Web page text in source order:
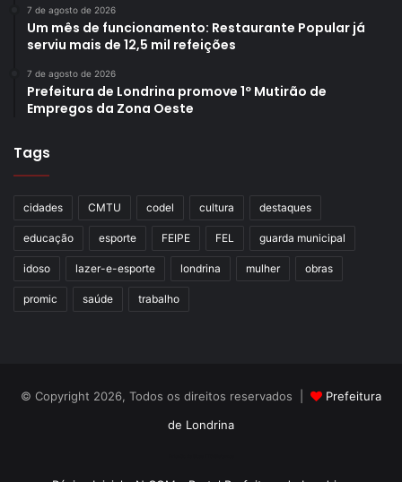
7 de agosto de 2026
Um mês de funcionamento: Restaurante Popular já
serviu mais de 12,5 mil refeições
7 de agosto de 2026
Prefeitura de Londrina promove 1º Mutirão de
Empregos da Zona Oeste
Tags
cidades CMTU codel cultura destaques
educação esporte FEIPE FEL guarda municipal
idoso lazer-e-esporte londrina mulher obras
promic saúde trabalho
© Copyright 2026, Todos os direitos reservados |
Prefeitura
de Londrina